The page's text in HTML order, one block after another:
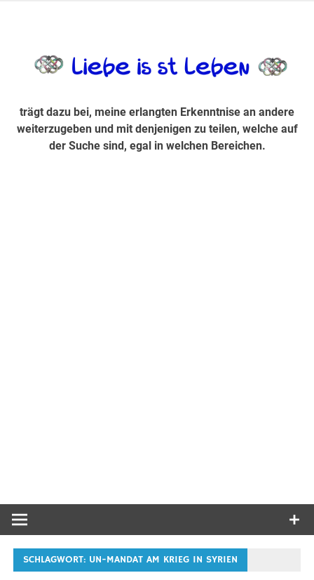
Suche sind, egal in welchen Bereichen.
trägt dazu bei, meine erlangten Erkenntnise an andere
weiterzugeben und mit denjenigen zu teilen, welche auf
der Suche sind, egal in welchen Bereichen.
SCHLAGWORT: UN-MANDAT AM KRIEG IN SYRIEN